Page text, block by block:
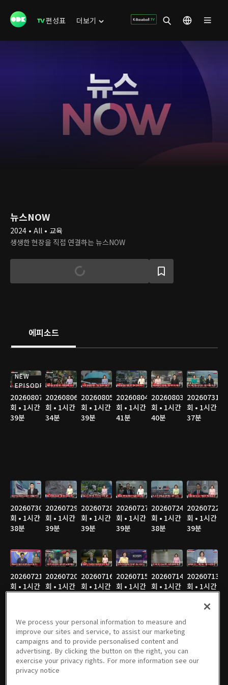
편성표 더보기
뉴스NOW
2024 • All • 교육
생생한 현장을 직접 연결하는 뉴스NOW
에피소드
NEW
EPISODE
20260807
회 • 1시간
39분
20260806
회 • 1시간
34분
20260805
회 • 1시간
39분
20260804
회 • 1시간
41분
20260803
회 • 1시간
40분
20260731
회 • 1시간
37분
20260730
회 • 1시간
38분
20260729
회 • 1시간
39분
20260728
회 • 1시간
39분
20260727
회 • 1시간
39분
20260724
회 • 1시간
38분
20260722
회 • 1시간
39분
20260721
회 • 1시간
20260720
회 • 1시간
20260716
회 • 1시간
20260715
회 • 1시간
20260714
회 • 1시간
20260713
회 • 1시간
20260710
회 • 1시간
40분
20260709
회 • 1시간
39분
20260708
회 • 1시간
40분
20260707
회 • 1시간
38분
20260706
회 • 1시간
39분
회 • 1시간
38분
We process your personal information to measure and
improve our sites and service, to assist our marketing
campaigns and to provide personalised content and
advertising. By clicking the button on the right, you can
exercise your privacy rights. For more information see our
privacy notice